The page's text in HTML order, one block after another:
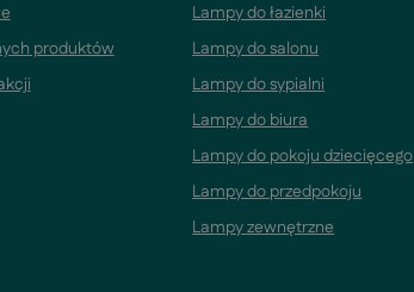
produktów
Lampy do łazienki
Lampy do salonu
Lampy do sypialni
Lampy do biura
Lampy do pokoju dziecięcego
Lampy do przedpokoju
Lampy zewnętrzne